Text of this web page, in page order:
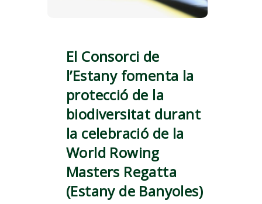
El Consorci de
l’Estany fomenta la
protecció de la
biodiversitat durant
la celebració de la
World Rowing
Masters Regatta
(Estany de Banyoles)